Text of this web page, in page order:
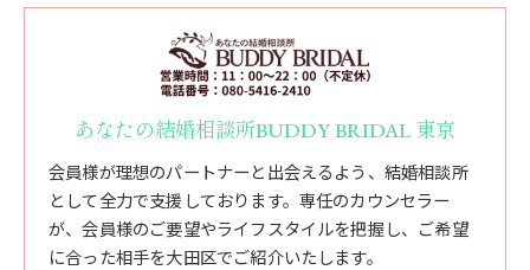
あなたの結婚相談所BUDDY BRIDAL 東京
会員様が理想のパートナーと出会えるよう、結婚相談所
として全力で支援しております。専任のカウンセラー
が、会員様のご要望やライフスタイルを把握し、ご希望
に合った相手を大田区でご紹介いたします。